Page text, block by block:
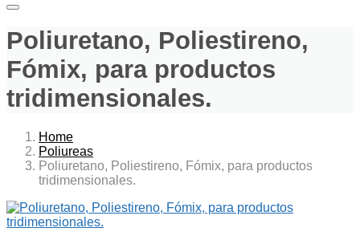
Poliuretano, Poliestireno,
Fómix, para productos
tridimensionales.
Home
Poliureas
Poliuretano, Poliestireno, Fómix, para productos
tridimensionales.